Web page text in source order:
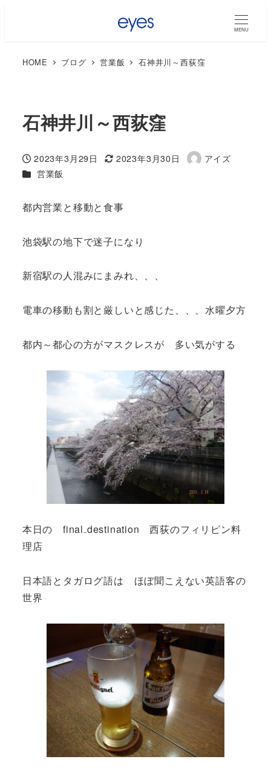
MENU
HOME ブログ 営業飯 石神井川～西荻窪
石神井川～西荻窪
投稿日
2023年3月29日
更新日
2023年3月30日
著
アイズ
カテゴリー
営業飯
都内営業と移動と食事
池袋駅の地下で迷子になり
新宿駅の人混みにまみれ、、、
電車の移動も割と厳しいと感じた、、、水曜夕方
都内～都心の方がマスクレスが 多い気がする
本日の final₋destination 西荻のフィリピン料
理店
日本語とタガログ語は ほぼ聞こえない英語客の
世界